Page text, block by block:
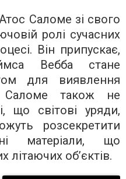
Саломе зі свого
ролі сучасних
Він припускає,
Вебба стане
для виявлення
Саломе також не
що світові уряди,
розсекретити
матеріали, що
літаючих об’єктів.